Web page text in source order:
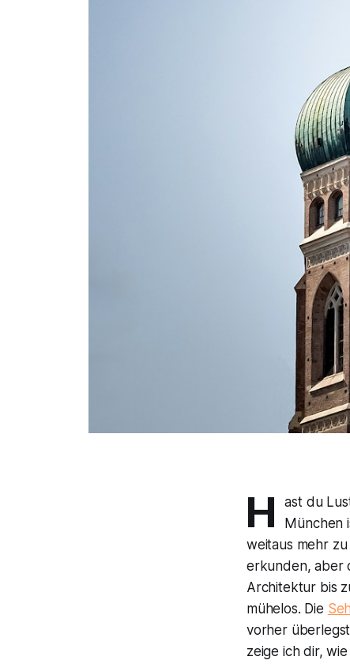
H
ast du
München
weitaus mehr
erkunden, aber
Architektur bis
mühelos. Die
vorher
zeige ich dir,